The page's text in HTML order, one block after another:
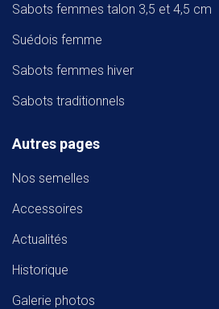
Sabots femmes talon 3,5 et 4,5 cm
Suédois femme
Sabots femmes hiver
Sabots traditionnels
Autres pages
Nos semelles
Accessoires
Actualités
Historique
Galerie photos